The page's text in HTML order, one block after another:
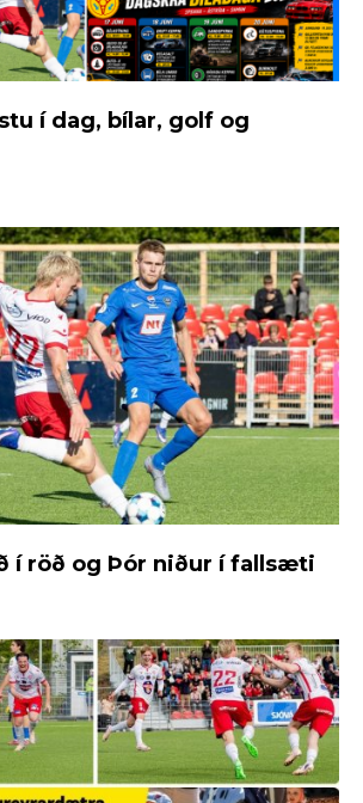
í dag, bílar, golf og
í röð og Þór niður í fallsæti